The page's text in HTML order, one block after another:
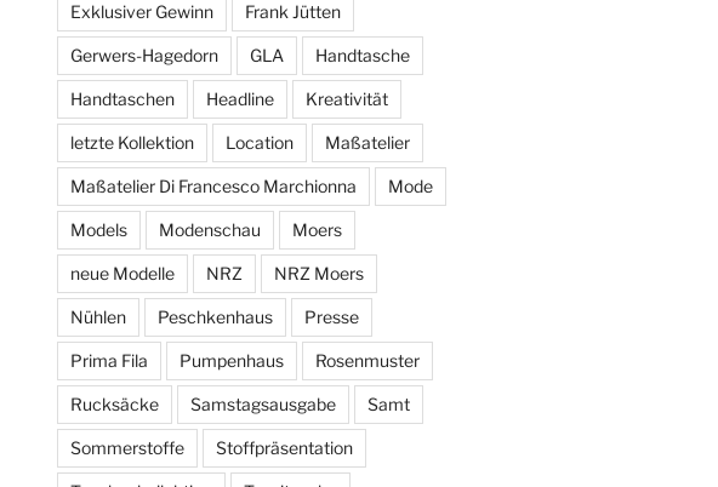
Exklusiver Gewinn Frank Jütten
Gerwers-Hagedorn GLA Handtasche
Handtaschen Headline Kreativität
letzte Kollektion Location Maßatelier
Maßatelier Di Francesco Marchionna Mode
Models Modenschau Moers
neue Modelle NRZ NRZ Moers
Nühlen Peschkenhaus Presse
Prima Fila Pumpenhaus Rosenmuster
Rucksäcke Samstagsausgabe Samt
Sommerstoffe Stoffpräsentation